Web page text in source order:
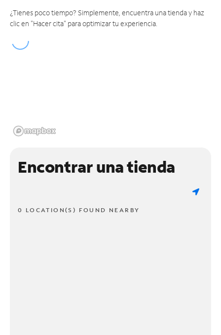
¿Tienes poco tiempo? Simplemente, encuentra una tienda y haz
clic en "Hacer cita" para optimizar tu experiencia.
Encontrar una tienda
0 LOCATION(S) FOUND NEARBY